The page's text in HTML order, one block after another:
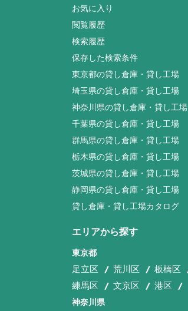
お気に入り
閲覧履歴
検索履歴
保存した検索条件
東京都の貸し倉庫・貸し工場
埼玉県の貸し倉庫・貸し工場
神奈川県の貸し倉庫・貸し工場
千葉県の貸し倉庫・貸し工場
群馬県の貸し倉庫・貸し工場
栃木県の貸し倉庫・貸し工場
茨城県の貸し倉庫・貸し工場
静岡県の貸し倉庫・貸し工場
貸し倉庫・貸し工場カタログ
エリアから探す
東京都
足立区 荒川区 板橋区
練馬区
文京区 港区
神奈川県